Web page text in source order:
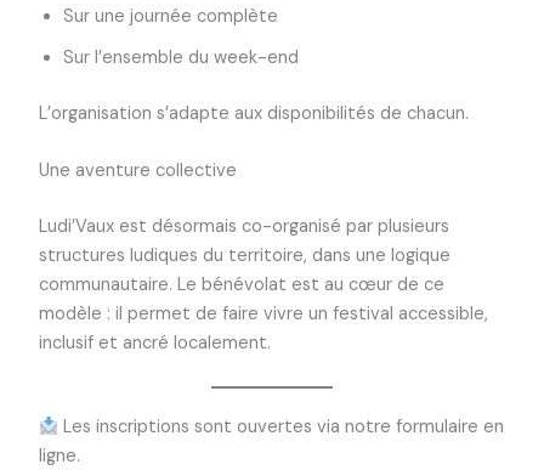
Sur une journée complète
Sur l’ensemble du week-end
L’organisation s’adapte aux disponibilités de chacun.
Une aventure collective
Ludi’Vaux est désormais co-organisé par plusieurs
structures ludiques du territoire, dans une logique
communautaire. Le bénévolat est au cœur de ce
modèle : il permet de faire vivre un festival accessible,
inclusif et ancré localement.
Les inscriptions sont ouvertes via notre formulaire en
ligne.